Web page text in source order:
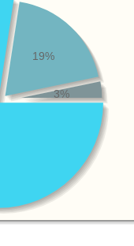
19%
3%